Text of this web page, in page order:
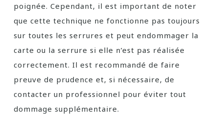
poignée. Cependant, il est important de noter
que cette technique ne fonctionne pas toujours
sur toutes les serrures et peut endommager la
carte ou la serrure si elle n’est pas réalisée
correctement. Il est recommandé de faire
preuve de prudence et, si nécessaire, de
contacter un professionnel pour éviter tout
dommage supplémentaire.